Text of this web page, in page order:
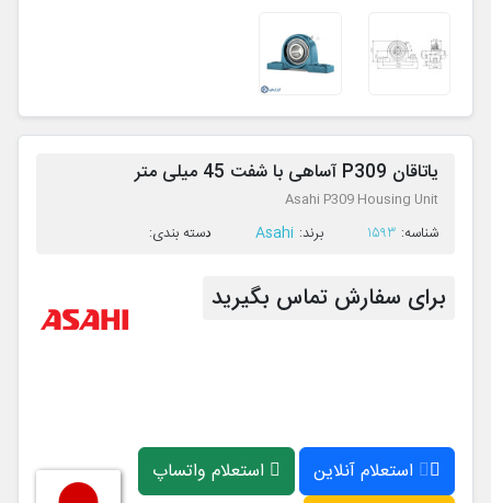
یاتاقان P309 آساهی با شفت 45 میلی متر
Asahi P309 Housing Unit
ﺷﻨﺎﺳﻪ: 1593 ﺑﺮﻧﺪ: Asahi ﺩﺳﺘﻪ ﺑﻨﺪی:
برای سفارش تماس بگیرید
استعلام آنلاین
استعلام واتساپ